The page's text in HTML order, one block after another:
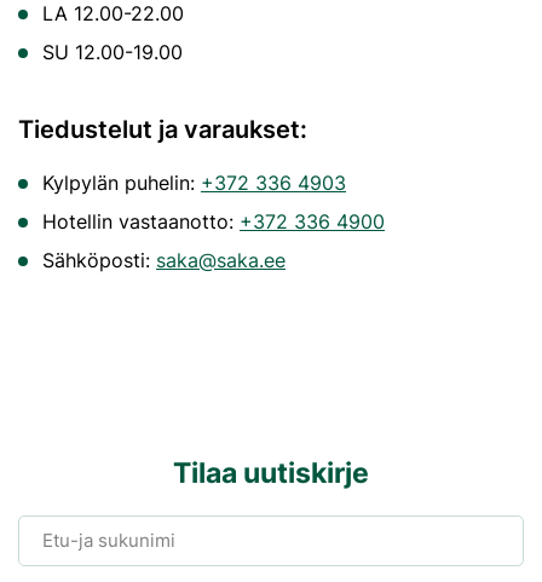
LA 12.00-22.00
SU 12.00-19.00
Tiedustelut ja varaukset:
Kylpylän puhelin: +372 336 4903
Hotellin vastaanotto: +372 336 4900
Sähköposti: saka@saka.ee
Tilaa uutiskirje
Etu-ja sukunimi